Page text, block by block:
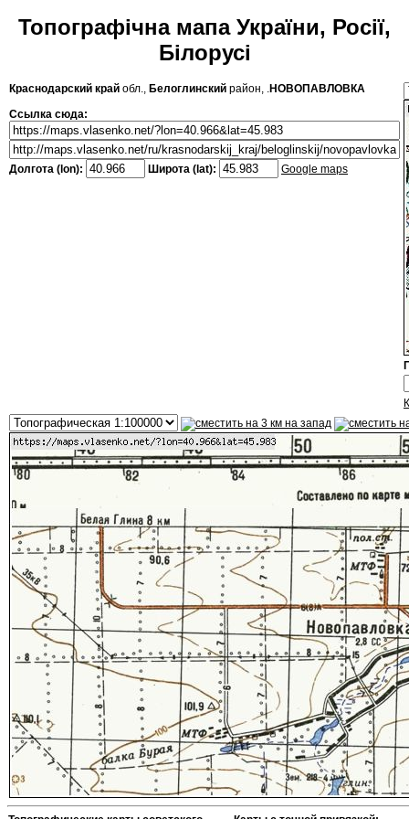
Топографічна мапа України, Росії,
Білорусі
Краснодарский край обл., Белоглинский район, .НОВОПАВЛОВКА
Ссылка сюда:
Долгота (lon): Широта (lat): Google maps